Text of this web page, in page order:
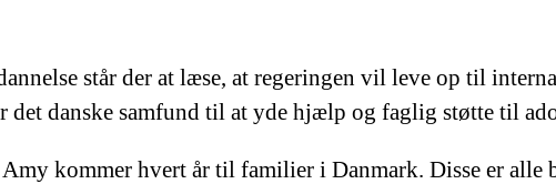
står der at læse, at regeringen vil leve op til
det danske samfund til at yde hjælp og faglig støtte til
kommer hvert år til familier i Danmark. Disse er alle